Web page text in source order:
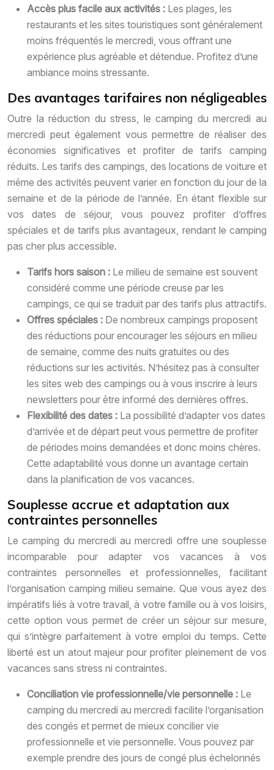
Accès plus facile aux activités : Les plages, les
restaurants et les sites touristiques sont généralement
moins fréquentés le mercredi, vous offrant une
expérience plus agréable et détendue. Profitez d’une
ambiance moins stressante.
Des avantages tarifaires non négligeables
Outre la réduction du stress, le camping du mercredi au
mercredi peut également vous permettre de réaliser des
économies significatives et profiter de tarifs camping
réduits. Les tarifs des campings, des locations de voiture et
même des activités peuvent varier en fonction du jour de la
semaine et de la période de l’année. En étant flexible sur
vos dates de séjour, vous pouvez profiter d’offres
spéciales et de tarifs plus avantageux, rendant le camping
pas cher plus accessible.
Tarifs hors saison : Le milieu de semaine est souvent
considéré comme une période creuse par les
campings, ce qui se traduit par des tarifs plus attractifs.
Offres spéciales : De nombreux campings proposent
des réductions pour encourager les séjours en milieu
de semaine, comme des nuits gratuites ou des
réductions sur les activités. N’hésitez pas à consulter
les sites web des campings ou à vous inscrire à leurs
newsletters pour être informé des dernières offres.
Flexibilité des dates : La possibilité d’adapter vos dates
d’arrivée et de départ peut vous permettre de profiter
de périodes moins demandées et donc moins chères.
Cette adaptabilité vous donne un avantage certain
dans la planification de vos vacances.
Souplesse accrue et adaptation aux
contraintes personnelles
Le camping du mercredi au mercredi offre une souplesse
incomparable pour adapter vos vacances à vos
contraintes personnelles et professionnelles, facilitant
l’organisation camping milieu semaine. Que vous ayez des
impératifs liés à votre travail, à votre famille ou à vos loisirs,
cette option vous permet de créer un séjour sur mesure,
qui s’intègre parfaitement à votre emploi du temps. Cette
liberté est un atout majeur pour profiter pleinement de vos
vacances sans stress ni contraintes.
Conciliation vie professionnelle/vie personnelle : Le
camping du mercredi au mercredi facilite l’organisation
des congés et permet de mieux concilier vie
professionnelle et vie personnelle. Vous pouvez par
exemple prendre des jours de congé plus échelonnés